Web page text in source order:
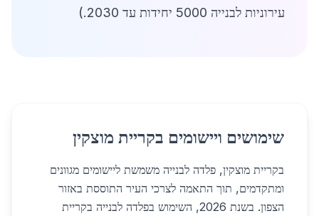
עירוניות לבנייה 5000 יחידות עד 2030.)
שימושים ויישומים בקריית מוצקין
בקריית מוצקין, פלדה לבנייה משמשת ליישומים מגוונים
ומתקדמים, תוך התאמה לצרכי העיר התוססת באזור
הצפון. בשנת 2026, השימוש בפלדה לבנייה בקריית